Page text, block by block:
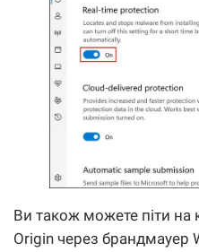
Ви також можете піти на
Origin через брандмауер